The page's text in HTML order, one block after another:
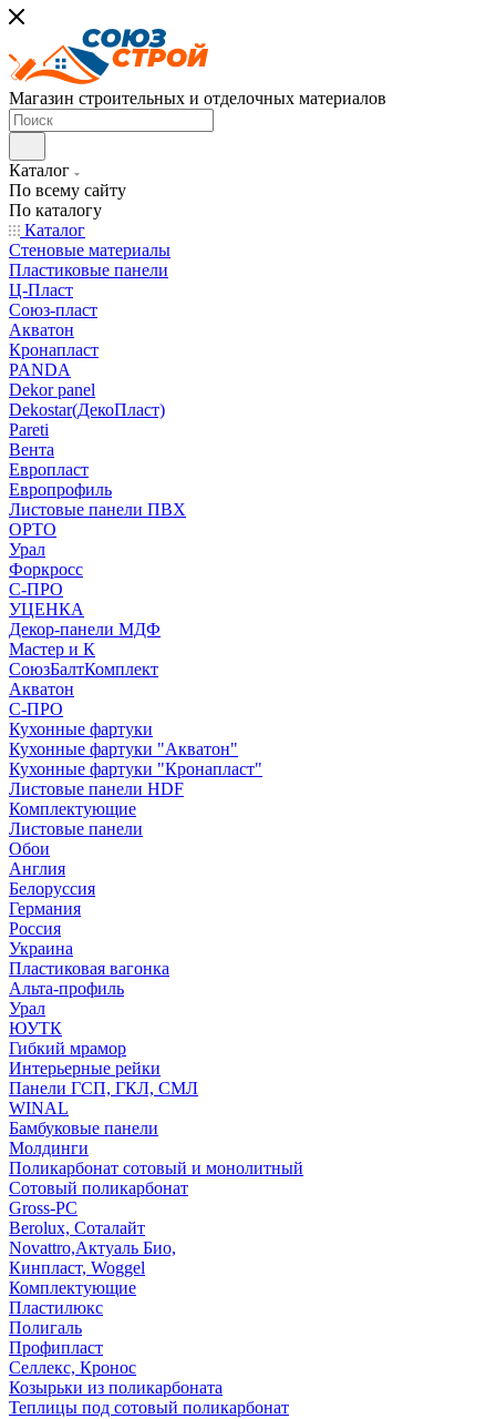
Магазин строительных и отделочных материалов
Каталог
По всему сайту
По каталогу
Каталог
Стеновые материалы
Пластиковые панели
Ц-Пласт
Союз-пласт
Акватон
Кронапласт
PANDA
Dekor panel
Dekostar(ДекоПласт)
Pareti
Вента
Европласт
Европрофиль
Листовые панели ПВХ
ОРТО
Урал
Форкросс
С-ПРО
УЦЕНКА
Декор-панели МДФ
Мастер и К
СоюзБалтКомплект
Акватон
С-ПРО
Кухонные фартуки
Кухонные фартуки "Акватон"
Кухонные фартуки "Кронапласт"
Листовые панели HDF
Комплектующие
Листовые панели
Обои
Англия
Белоруссия
Германия
Россия
Украина
Пластиковая вагонка
Альта-профиль
Урал
ЮУТК
Гибкий мрамор
Интерьерные рейки
Панели ГСП, ГКЛ, СМЛ
WINAL
Бамбуковые панели
Молдинги
Поликарбонат сотовый и монолитный
Сотовый поликарбонат
Gross-PC
Berolux, Соталайт
Novattro,Актуаль Био,
Кинпласт, Woggel
Комплектующие
Пластилюкс
Полигаль
Профипласт
Селлекс, Кронос
Козырьки из поликарбоната
Теплицы под сотовый поликарбонат